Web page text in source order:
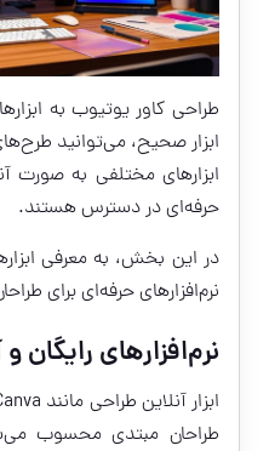
طراحی کاور یوتیوب به
ابزار صحیح، می‌توانید
ابزارهای مختلفی به صورت
حرفه‌ای در دسترس هستند.
در این بخش، به معرفی
نرم‌افزارهای حرفه‌ای برای
نرم‌افزارهای رایگان و
طراحان مبتدی محسوب